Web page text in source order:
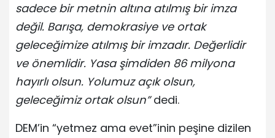
sadece bir metnin altına atılmış bir imza
değil. Barışa, demokrasiye ve ortak
geleceğimize atılmış bir imzadır. Değerlidir
ve önemlidir. Yasa şimdiden 86 milyona
hayırlı olsun. Yolumuz açık olsun,
geleceğimiz ortak olsun”dedi.
DEM’in “yetmez ama evet”inin peşine dizilen